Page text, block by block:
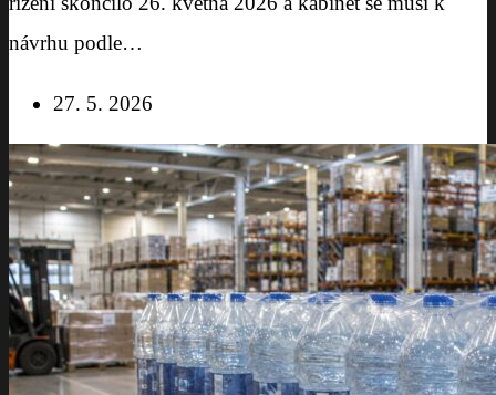
návrhu podle…
27. 5. 2026